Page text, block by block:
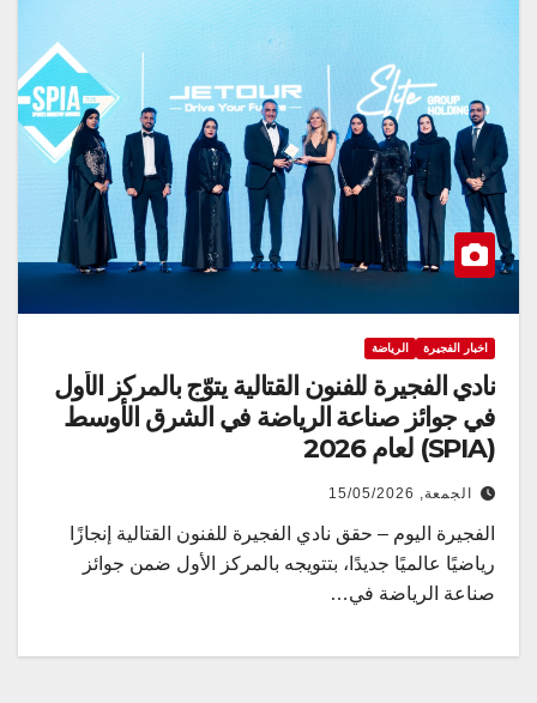
اخبار الفجيرة الرياضة
نادي الفجيرة للفنون القتالية يتوّج بالمركز الأول
في جوائز صناعة الرياضة في الشرق الأوسط
الجمعة, 15/05/2026
الفجيرة اليوم – حقق نادي الفجيرة للفنون القتالية إنجازًا
رياضيًا عالميًا جديدًا، بتتويجه بالمركز الأول ضمن جوائز
صناعة الرياضة في…